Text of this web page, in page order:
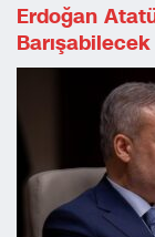
Erdoğan